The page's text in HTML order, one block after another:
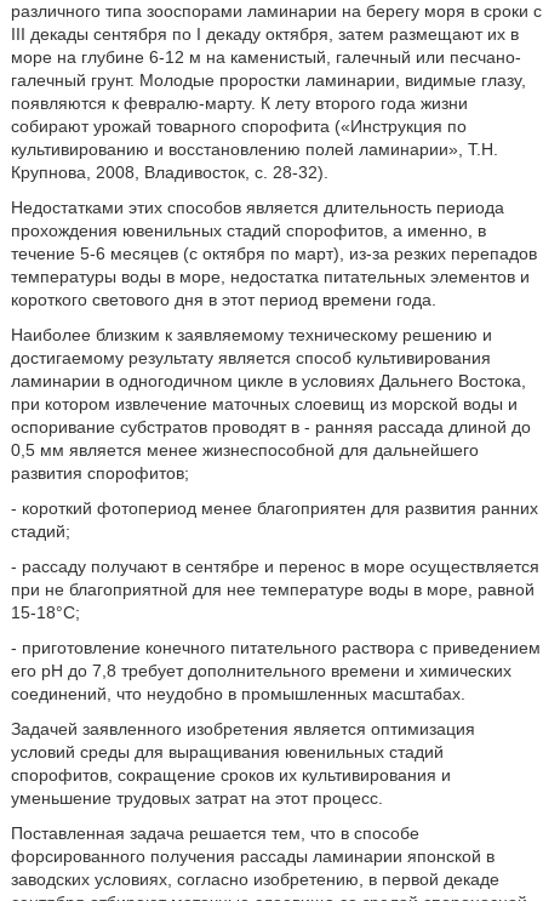
различного типа зооспорами ламинарии на берегу моря в сроки с
III декады сентября по I декаду октября, затем размещают их в
море на глубине 6-12 м на каменистый, галечный или песчано-
галечный грунт. Молодые проростки ламинарии, видимые глазу,
появляются к февралю-марту. К лету второго года жизни
собирают урожай товарного спорофита («Инструкция по
культивированию и восстановлению полей ламинарии», Т.Н.
Крупнова, 2008, Владивосток, с. 28-32).
Недостатками этих способов является длительность периода
прохождения ювенильных стадий спорофитов, а именно, в
течение 5-6 месяцев (с октября по март), из-за резких перепадов
температуры воды в море, недостатка питательных элементов и
короткого светового дня в этот период времени года.
Наиболее близким к заявляемому техническому решению и
достигаемому результату является способ культивирования
ламинарии в одногодичном цикле в условиях Дальнего Востока,
при котором извлечение маточных слоевищ из морской воды и
оспоривание субстратов проводят в - ранняя рассада длиной до
0,5 мм является менее жизнеспособной для дальнейшего
развития спорофитов;
- короткий фотопериод менее благоприятен для развития ранних
стадий;
- рассаду получают в сентябре и перенос в море осуществляется
при не благоприятной для нее температуре воды в море, равной
15-18°С;
- приготовление конечного питательного раствора с приведением
его рН до 7,8 требует дополнительного времени и химических
соединений, что неудобно в промышленных масштабах.
Задачей заявленного изобретения является оптимизация
условий среды для выращивания ювенильных стадий
спорофитов, сокращение сроков их культивирования и
уменьшение трудовых затрат на этот процесс.
Поставленная задача решается тем, что в способе
форсированного получения рассады ламинарии японской в
заводских условиях, согласно изобретению, в первой декаде